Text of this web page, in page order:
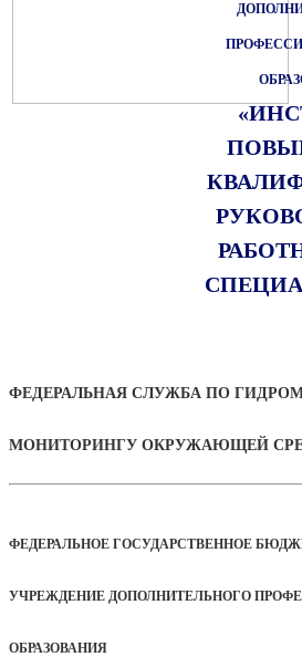
ФЕДЕРАЛЬНАЯ СЛУЖБА ПО
МОНИТОРИНГУ ОКРУЖАЮЩЕЙ
ФЕДЕРАЛЬНОЕ ГОСУДАРСТВЕННОЕ
УЧРЕЖДЕНИЕ ДОПОЛНИТЕЛЬНОГО
ОБРАЗОВАНИЯ